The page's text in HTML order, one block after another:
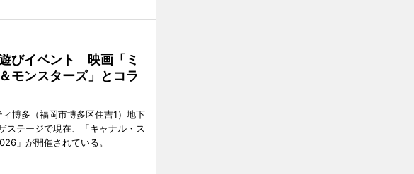
びイベント 映画「ミ
モンスターズ」とコラ
ィ博多（福岡市博多区住吉1）地下
ステージで現在、「キャナル・ス
」が開催されている。